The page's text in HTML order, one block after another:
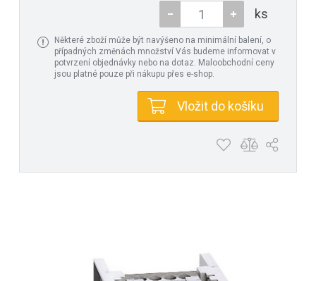
ks
Některé zboží může být navýšeno na minimální balení, o
případných změnách množství Vás budeme informovat v
potvrzení objednávky nebo na dotaz. Maloobchodní ceny
jsou platné pouze při nákupu přes e-shop.
Vložit do košíku